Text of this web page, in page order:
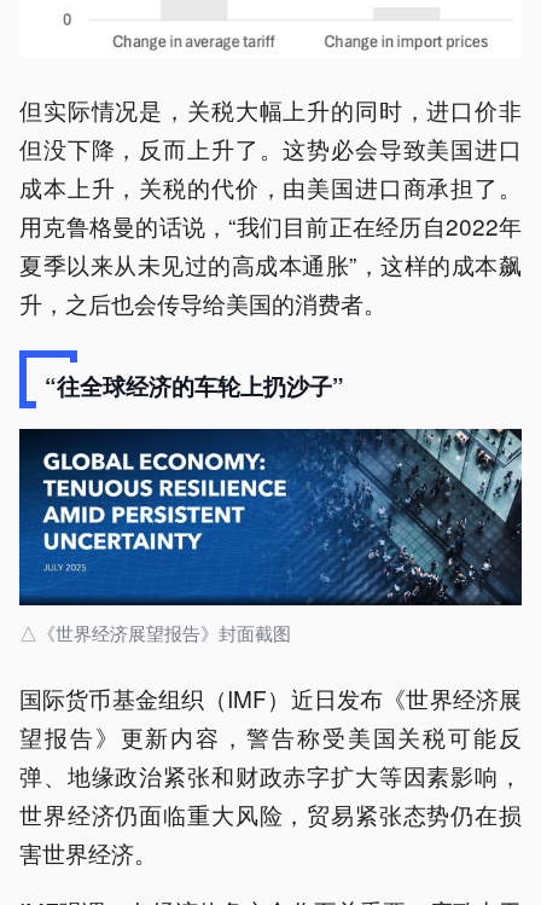
但实际情况是，关税大幅上升的同时，进口价非
但没下降，反而上升了。这势必会导致美国进口
成本上升，关税的代价，由美国进口商承担了。
用克鲁格曼的话说，“我们目前正在经历自2022年
夏季以来从未见过的高成本通胀”，这样的成本飙
升，之后也会传导给美国的消费者。
“往全球经济的车轮上扔沙子”
△《世界经济展望报告》封面截图
国际货币基金组织（IMF）近日发布《世界经济展
望报告》更新内容，警告称受美国关税可能反
弹、地缘政治紧张和财政赤字扩大等因素影响，
世界经济仍面临重大风险，贸易紧张态势仍在损
害世界经济。